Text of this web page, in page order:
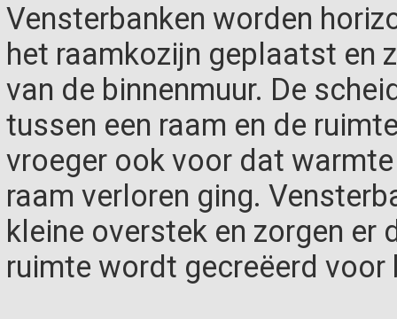
Vensterbanken worden
het raamkozijn geplaatst en
van de binnenmuur. De
tussen een raam en de
vroeger ook voor dat
raam verloren ging.
kleine overstek en zorgen er
ruimte wordt gecreëerd